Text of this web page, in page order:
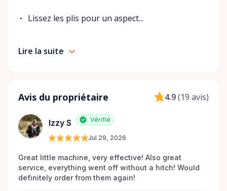
Lissez les plis pour un aspect...
Lire la suite
Avis du propriétaire 4.9(19 avis)
Izzy S Vérifié
Jul 29, 2026
Great little machine, very effective! Also great
service, everything went off without a hitch! Would
definitely order from them again!